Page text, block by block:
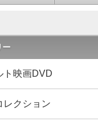
ー
映画DVD
レクション